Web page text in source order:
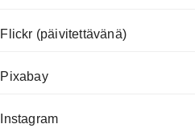
Flickr (päivitettävänä)
Pixabay
Instagram